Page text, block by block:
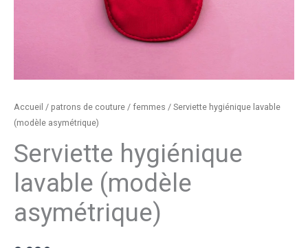
Accueil / patrons de couture / femmes / Serviette hygiénique lavable
(modèle asymétrique)
Serviette hygiénique
lavable (modèle
asymétrique)